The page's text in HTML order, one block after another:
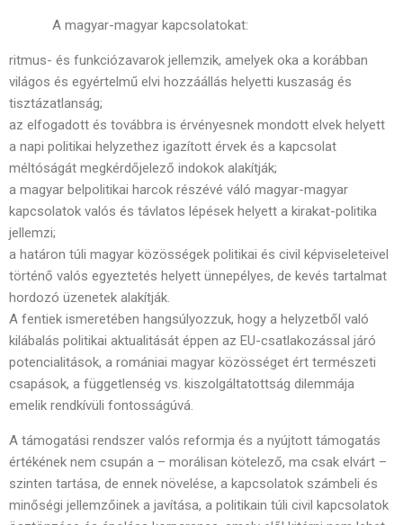
A magyar-magyar kapcsolatokat:
ritmus- és funkciózavarok jellemzik, amelyek oka a korábban
világos és egyértelmű elvi hozzáállás helyetti kuszaság és
tisztázatlanság;
az elfogadott és továbbra is érvényesnek mondott elvek helyett
a napi politikai helyzethez igazított érvek és a kapcsolat
méltóságát megkérdőjelező indokok alakítják;
a magyar belpolitikai harcok részévé váló magyar-magyar
kapcsolatok valós és távlatos lépések helyett a kirakat-politika
jellemzi;
a határon túli magyar közösségek politikai és civil képviseleteivel
történő valós egyeztetés helyett ünnepélyes, de kevés tartalmat
hordozó üzenetek alakítják.
A fentiek ismeretében hangsúlyozzuk, hogy a helyzetből való
kilábalás politikai aktualitását éppen az EU-csatlakozással járó
potencialitások, a romániai magyar közösséget ért természeti
csapások, a függetlenség vs. kiszolgáltatottság dilemmája
emelik rendkívüli fontosságúvá.
A támogatási rendszer valós reformja és a nyújtott támogatás
értékének nem csupán a – morálisan kötelező, ma csak elvárt –
szinten tartása, de ennek növelése, a kapcsolatok számbeli és
minőségi jellemzőinek a javítása, a politikain túli civil kapcsolatok